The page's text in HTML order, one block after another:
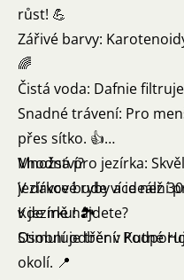
růst! 💪
Zářivé barvy:
🌈
Čistá voda: Dafnie
Snadné trávení: Pro
přes sítko. 👍
Vhodná pro jezírka:
jezírkové ryby a ideální
v jezírku! 🏞️
Stimuluje tření:
Množství?
V dávce bude více než
Kde mě najdete?
Osobní odběr v Kutné
okolí. 📍